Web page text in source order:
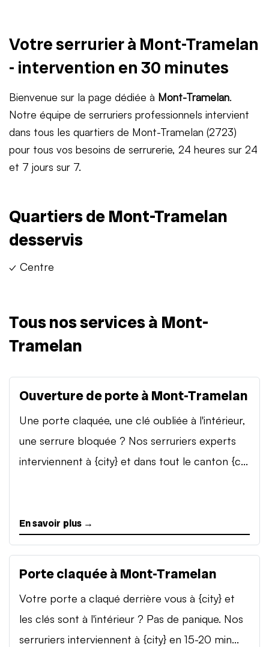
Votre serrurier à Mont-Tramelan
- intervention en 30 minutes
Bienvenue sur la page dédiée à Mont-Tramelan.
Notre équipe de serruriers professionnels intervient
dans tous les quartiers de Mont-Tramelan (2723)
pour tous vos besoins de serrurerie, 24 heures sur 24
et 7 jours sur 7.
Quartiers de Mont-Tramelan
desservis
✓ Centre
Tous nos services à Mont-
Tramelan
Ouverture de porte à Mont-Tramelan
Une porte claquée, une clé oubliée à l'intérieur,
une serrure bloquée ? Nos serruriers experts
interviennent à {city} et dans tout le canton {c...
En savoir plus →
Porte claquée à Mont-Tramelan
Votre porte a claqué derrière vous à {city} et
les clés sont à l'intérieur ? Pas de panique. Nos
serruriers interviennent à {city} en 15-20 min...